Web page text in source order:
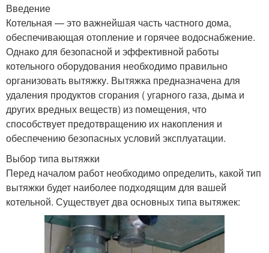
Введение
Котельная — это важнейшая часть частного дома,
обеспечивающая отопление и горячее водоснабжение.
Однако для безопасной и эффективной работы
котельного оборудования необходимо правильно
организовать вытяжку. Вытяжка предназначена для
удаления продуктов сгорания ( угарного газа, дыма и
других вредных веществ) из помещения, что
способствует предотвращению их накопления и
обеспечению безопасных условий эксплуатации.
Выбор типа вытяжки
Перед началом работ необходимо определить, какой тип
вытяжки будет наиболее подходящим для вашей
котельной. Существует два основных типа вытяжек: